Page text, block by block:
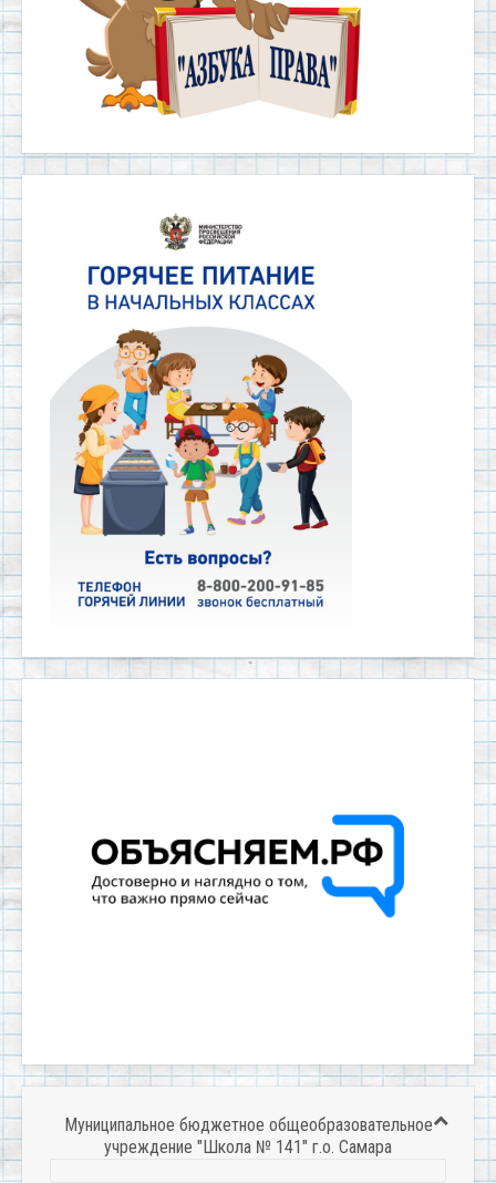
Муниципальное бюджетное общеобразовательное
учреждение "Школа № 141" г.о. Самара